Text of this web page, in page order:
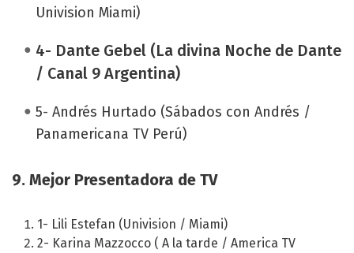
Univision Miami)
4- Dante Gebel (La divina Noche de Dante
/ Canal 9 Argentina)
5- Andrés Hurtado (Sábados con Andrés /
Panamericana TV Perú)
9. Mejor Presentadora de TV
1- Lili Estefan (Univision / Miami)
2- Karina Mazzocco ( A la tarde / America TV